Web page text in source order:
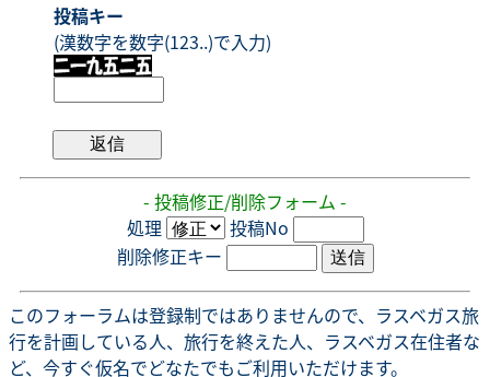
投稿キー
(漢数字を数字(123..)で入力)
- 投稿修正/削除フォーム -
処理
投稿No
削除修正キー
このフォーラムは登録制ではありませんので、ラスベガス旅
行を計画している人、旅行を終えた人、ラスベガス在住者な
ど、今すぐ仮名でどなたでもご利用いただけます。